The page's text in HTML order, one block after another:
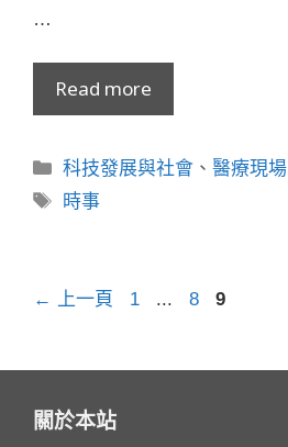
…
Read more
分
類
科技發展與社會 、醫療現場
標
時事
← 上一頁
頁
1 ...
頁
8
頁
9
關於本站